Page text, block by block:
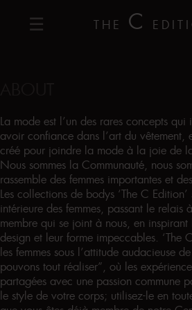
THE C
La mode est l’un des rares concepts qui
avoir confiance dans l’art du vêtement,
créé pour joindre la mode à la joie de
Nous sommes la Communauté, nous
rassemble des femmes importantes et
Les collections de bodys ‘The C
intérieure des femmes, passant le relais
membre qui se joint à nous, en
design et leur forme impeccables. ‘The
les femmes sous l’attitude audacieuse
pouvons tout réaliser”, où les
partagées avec une passion commune
le style de votre corps; utilisez-le en